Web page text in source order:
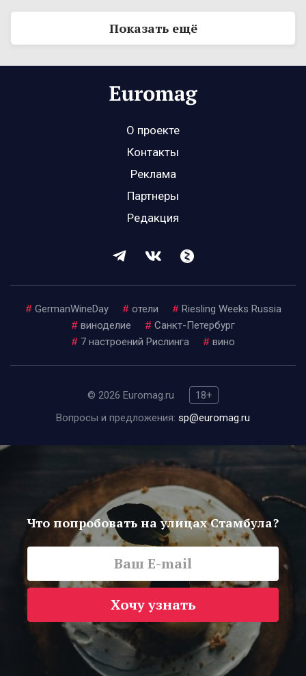
Показать ещё
О проекте
Контакты
Реклама
Партнеры
Редакция
# GermanWineDay # отели # Riesling Weeks Russia
# виноделие # Санкт-Петербург
# 7 настроений Рислинга # вино
© 2026 Euromag.ru
18+
Вопросы и предложения: sp@euromag.ru
Что попробовать на улицах Стамбула?
Хочу узнать